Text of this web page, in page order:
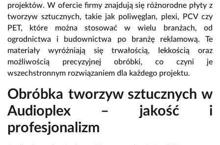
projektów. W ofercie firmy znajdują się różnorodne płyty z
tworzyw sztucznych, takie jak poliwęglan, plexi, PCV czy
PET, które można stosować w wielu branżach, od
ogrodnictwa i budownictwa po branżę reklamową. Te
materiały wyróżniają się trwałością, lekkością oraz
możliwością precyzyjnej obróbki, co czyni je
wszechstronnym rozwiązaniem dla każdego projektu.
Obróbka tworzyw sztucznych w
Audioplex – jakość i
profesjonalizm